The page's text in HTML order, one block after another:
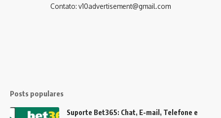
Contato: v10advertisement@gmail.com
Posts populares
Suporte Bet365: Chat, E-mail, Telefone e